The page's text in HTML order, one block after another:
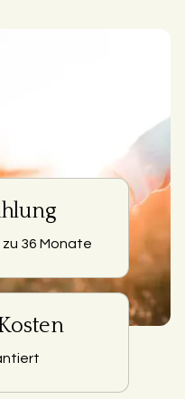
36 Monate